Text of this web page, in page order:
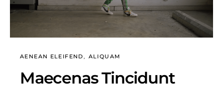
AENEAN ELEIFEND ALIQUAM
Maecenas Tincidunt